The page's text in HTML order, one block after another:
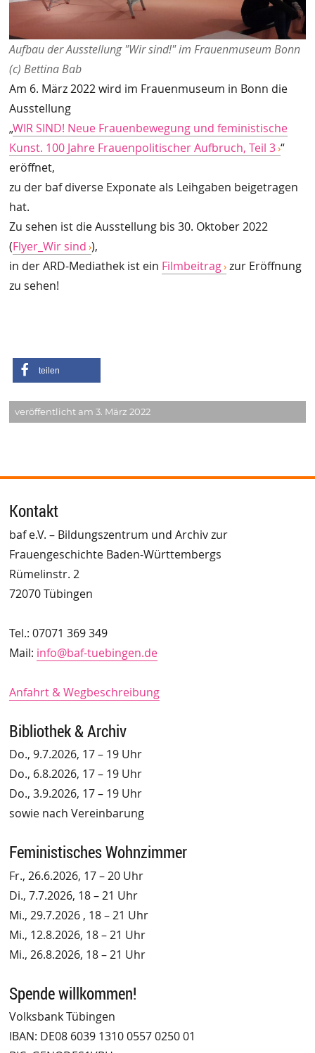
Aufbau der Ausstellung "Wir sind!" im Frauenmuseum Bonn
(c) Bettina Bab
Am 6. März 2022 wird im Frauenmuseum in Bonn die
Ausstellung
„WIR SIND! Neue Frauenbewegung und feministische
Kunst. 100 Jahre Frauenpolitischer Aufbruch, Teil 3 “
eröffnet,
zu der baf diverse Exponate als Leihgaben beigetragen
hat.
Zu sehen ist die Ausstellung bis 30. Oktober 2022
(Flyer_Wir sind ),
in der ARD-Mediathek ist ein Filmbeitrag zur Eröffnung
zu sehen!
teilen
veröffentlicht am 3. März 2022
Kontakt
baf e.V. – Bildungszentrum und Archiv zur
Frauengeschichte Baden-Württembergs
Rümelinstr. 2
72070 Tübingen
Tel.: 07071 369 349
Mail: info@baf-tuebingen.de
Anfahrt & Wegbeschreibung
Bibliothek & Archiv
Do., 9.7.2026, 17 – 19 Uhr
Do., 6.8.2026, 17 – 19 Uhr
Do., 3.9.2026, 17 – 19 Uhr
sowie nach Vereinbarung
Feministisches Wohnzimmer
Fr., 26.6.2026, 17 – 20 Uhr
Di., 7.7.2026, 18 – 21 Uhr
Mi., 29.7.2026 , 18 – 21 Uhr
Mi., 12.8.2026, 18 – 21 Uhr
Mi., 26.8.2026, 18 – 21 Uhr
Spende willkommen!
Volksbank Tübingen
IBAN: DE08 6039 1310 0557 0250 01